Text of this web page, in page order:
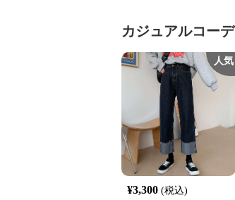
カジュアルコーデ
人気
¥3,300 (税込)